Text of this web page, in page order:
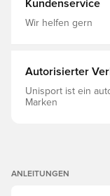
Fähigkeit, sich
Kunstrasenplätze
Kundenservice
Wir helfen gern
Autorisierter
Unisport ist ein
Marken
ANLEITUNGEN